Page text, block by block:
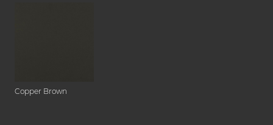
Copper Brown